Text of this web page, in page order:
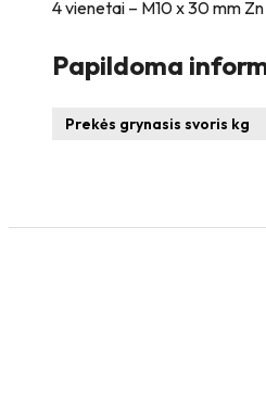
4 vienetai – M10 x 30 mm
Papildoma
Prekės grynasis svoris kg